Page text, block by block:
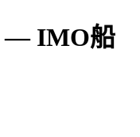
— IMO船